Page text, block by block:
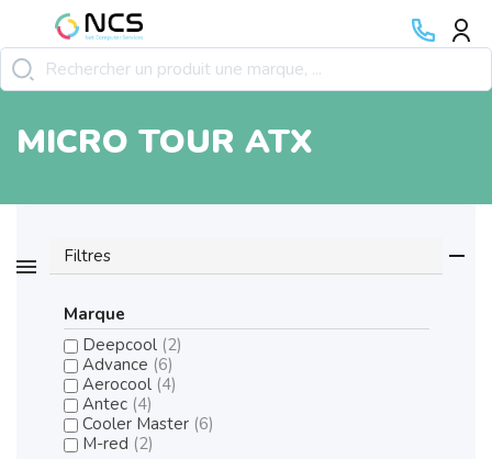
MICRO TOUR ATX
Filtres
Marque
Deepcool (2)
Advance (6)
Aerocool (4)
Antec (4)
Cooler Master (6)
M-red (2)